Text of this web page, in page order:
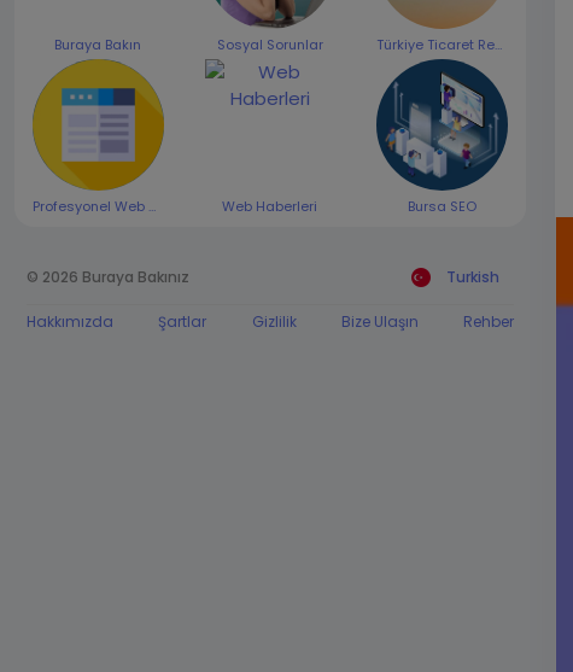
Buraya Bakın Sosyal Sorunlar Türkiye Ticaret Rehberi
Profesyonel Web Reklamları Web Haberleri Bursa SEO
© 2026 Buraya Bakınız Turkish
Hakkımızda Şartlar Gizlilik Bize Ulaşın Rehber